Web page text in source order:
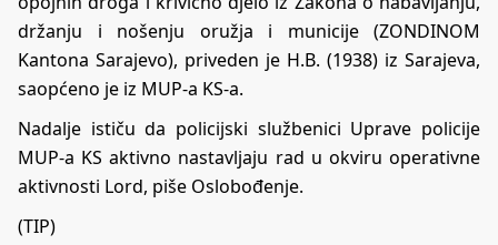
držanju i nošenju oružja i municije (ZONDINOM
Kantona Sarajevo), priveden je H.B. (1938) iz Sarajeva,
saopćeno je iz MUP-a KS-a.
Nadalje ističu da policijski službenici Uprave policije
MUP-a KS aktivno nastavljaju rad u okviru operativne
aktivnosti Lord, piše Oslobođenje.
(TIP)